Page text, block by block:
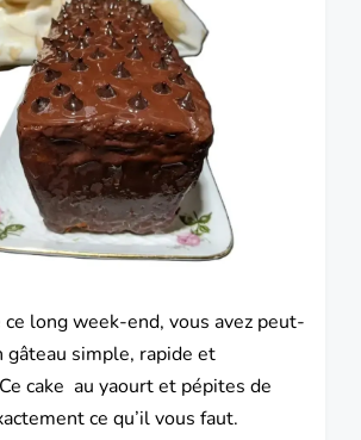
ce long week-end, vous avez peut-
gâteau simple, rapide et
cake au yaourt et pépites de
ce qu’il vous faut.